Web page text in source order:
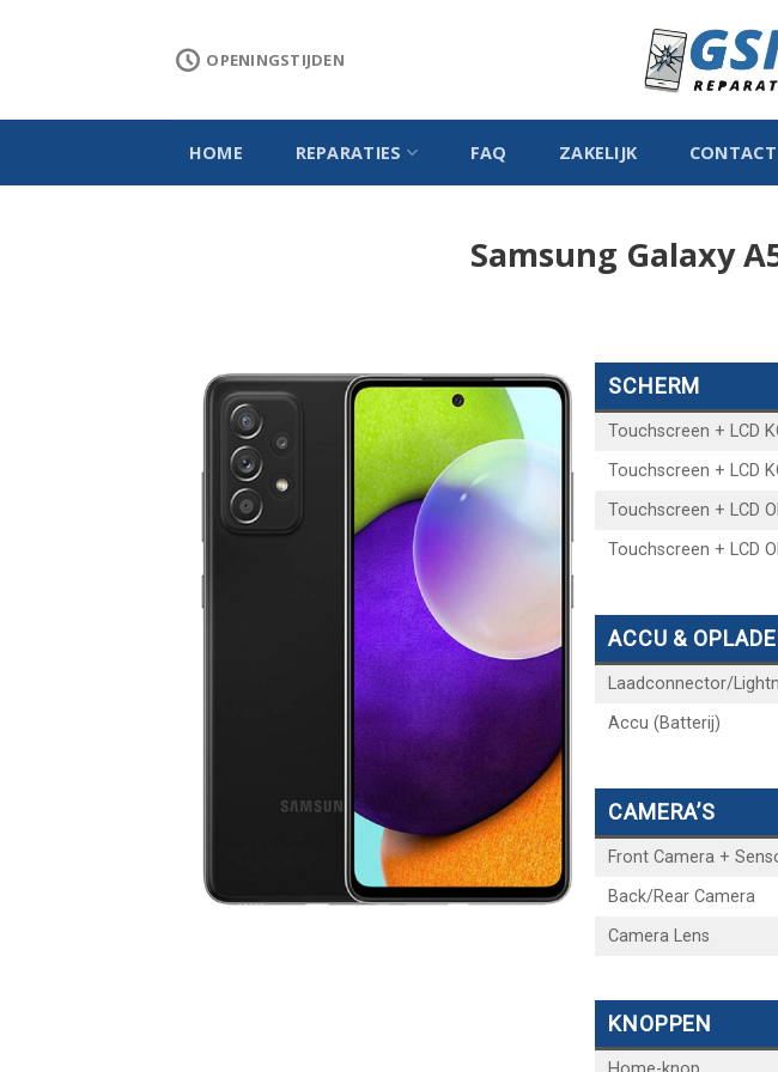
OPENINGSTIJDEN
HOME REPARATIES FAQ ZAKELIJK CONTACT
Samsung Galaxy
SCHERM
Touchscreen + LCD
Touchscreen + LCD
Touchscreen + LCD
Touchscreen + LCD
ACCU &
Laadconnector/
Accu (Batterij)
CAMERA’S
Front Camera +
Back/Rear Camera
Camera Lens
KNOPPEN